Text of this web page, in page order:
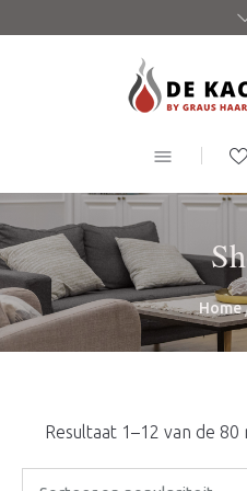
Home
Resultaat 1–12 van de